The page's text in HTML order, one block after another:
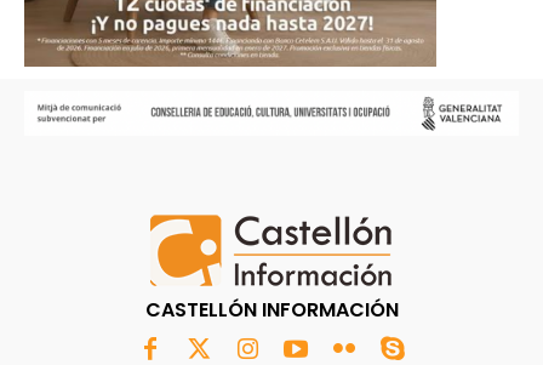
CASTELLÓN INFORMACIÓN